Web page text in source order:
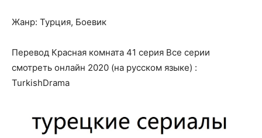
Жанр: Турция, Боевик
Перевод Красная комната 41 серия Все серии
смотреть онлайн 2020 (на русском языке) :
TurkishDrama